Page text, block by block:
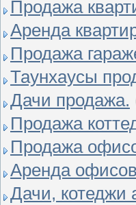
Продажа
Аренда
Продажа
Таунхаусы
Дачи продажа.
Продажа
Продажа
Аренда офисов
Дачи, котеджи